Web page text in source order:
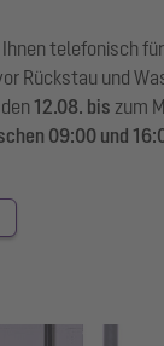
telefonisch
Rückstau und
12.08. bis zum
09:00 und